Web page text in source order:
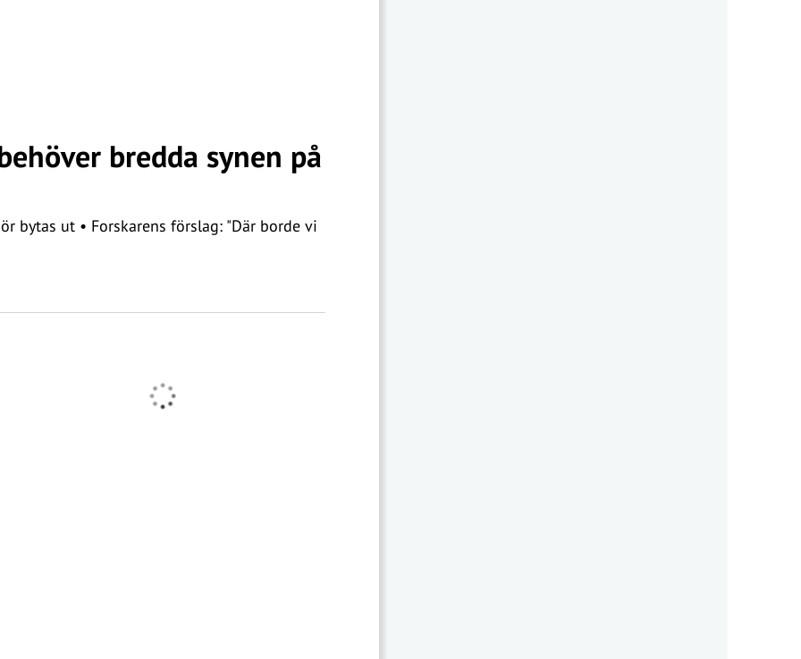
bredda synen på
bytas ut • Forskarens förslag: "Där borde vi